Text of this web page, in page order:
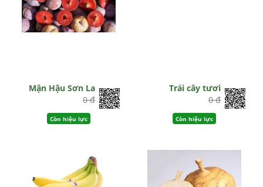
Mận Hậu Sơn La
0 đ
Còn hiệu lực
Trái cây tươi
0 đ
Còn hiệu lực